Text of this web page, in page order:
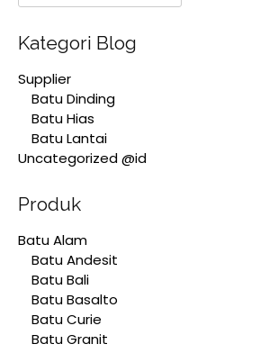
Kategori Blog
Supplier
Batu Dinding
Batu Hias
Batu Lantai
Uncategorized @id
Produk
Batu Alam
Batu Andesit
Batu Bali
Batu Basalto
Batu Curie
Batu Granit